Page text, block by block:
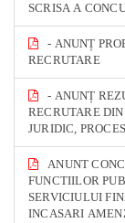
SCRISA A
- ANUNȚ
RECRUTARE
- ANUNȚ
RECRUTARE
JURIDIC,
ANUNT
FUNCTIILOR
SERVICIULUI
INCASARI